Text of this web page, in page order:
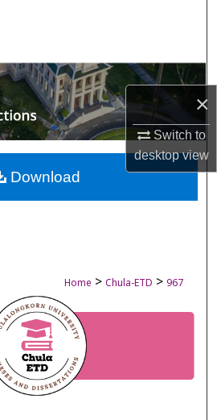
×
Switch to
desktopview
Collections
Account
About
Network™
Home > Chula-ETD > 967
Download